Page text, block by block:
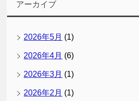
アーカイブ
2026年5月 (1)
2026年4月 (6)
2026年3月 (1)
2026年2月 (1)